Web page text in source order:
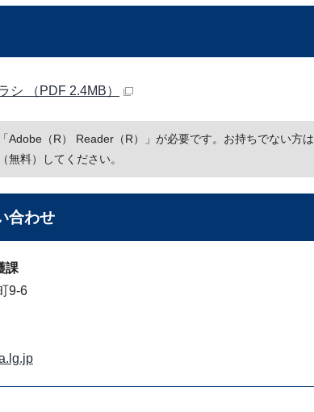
シ （PDF 2.4MB）
Adobe（R） Reader（R）」が必要です。お持ちでない方は
無料）してください。
合わせ
課
9-6